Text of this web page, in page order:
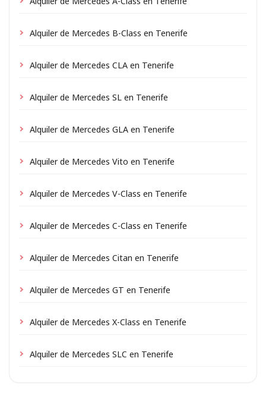
Alquiler de Mercedes B-Class en Tenerife
Alquiler de Mercedes CLA en Tenerife
Alquiler de Mercedes SL en Tenerife
Alquiler de Mercedes GLA en Tenerife
Alquiler de Mercedes Vito en Tenerife
Alquiler de Mercedes V-Class en Tenerife
Alquiler de Mercedes C-Class en Tenerife
Alquiler de Mercedes Citan en Tenerife
Alquiler de Mercedes GT en Tenerife
Alquiler de Mercedes X-Class en Tenerife
Alquiler de Mercedes SLC en Tenerife